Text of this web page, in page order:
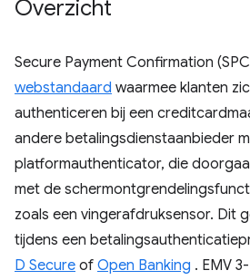
Overzicht
Secure Payment Confirmation
webstandaard waarmee klanten
authenticeren bij een
andere betalingsdienstaanbieder
platformauthenticator, die
met de
zoals een vingerafdruksensor. Dit
tijdens een
D Secure of Open Banking . EMV